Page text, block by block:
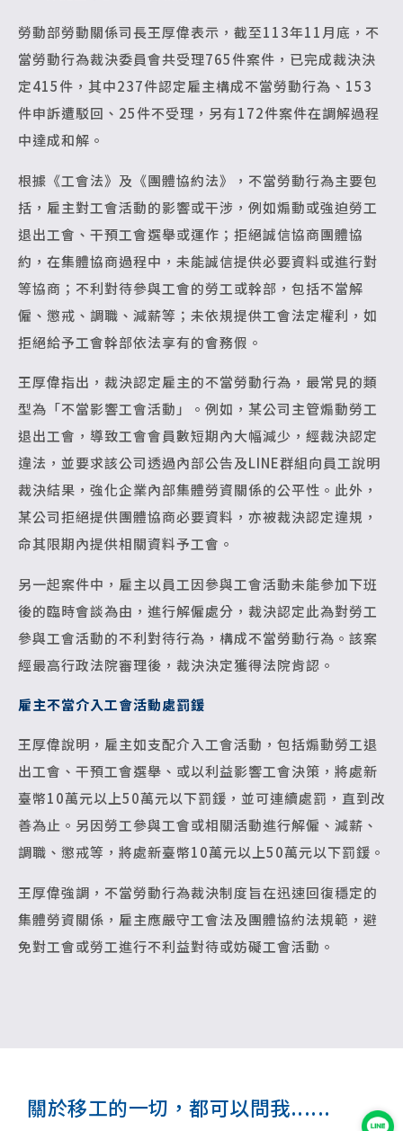
勞動部勞動關係司長王厚偉表示，截至113年11月底，不
當勞動行為裁決委員會共受理765件案件，已完成裁決決
定415件，其中237件認定雇主構成不當勞動行為、153
件申訴遭駁回、25件不受理，另有172件案件在調解過程
中達成和解。
根據《工會法》及《團體協約法》，不當勞動行為主要包
括，雇主對工會活動的影響或干涉，例如煽動或強迫勞工
退出工會、干預工會選舉或運作；拒絕誠信協商團體協
約，在集體協商過程中，未能誠信提供必要資料或進行對
等協商；不利對待參與工會的勞工或幹部，包括不當解
僱、懲戒、調職、減薪等；未依規提供工會法定權利，如
拒絕給予工會幹部依法享有的會務假。
王厚偉指出，裁決認定雇主的不當勞動行為，最常見的類
型為「不當影響工會活動」。例如，某公司主管煽動勞工
退出工會，導致工會會員數短期內大幅減少，經裁決認定
違法，並要求該公司透過內部公告及LINE群組向員工說明
裁決結果，強化企業內部集體勞資關係的公平性。此外，
某公司拒絕提供團體協商必要資料，亦被裁決認定違規，
命其限期內提供相關資料予工會。
另一起案件中，雇主以員工因參與工會活動未能參加下班
後的臨時會談為由，進行解僱處分，裁決認定此為對勞工
參與工會活動的不利對待行為，構成不當勞動行為。該案
經最高行政法院審理後，裁決決定獲得法院肯認。
雇主不當介入工會活動處罰鍰
王厚偉說明，雇主如支配介入工會活動，包括煽動勞工退
出工會、干預工會選舉、或以利益影響工會決策，將處新
臺幣10萬元以上50萬元以下罰鍰，並可連續處罰，直到改
善為止。另因勞工參與工會或相關活動進行解僱、減薪、
調職、懲戒等，將處新臺幣10萬元以上50萬元以下罰鍰。
王厚偉強調，不當勞動行為裁決制度旨在迅速回復穩定的
集體勞資關係，雇主應嚴守工會法及團體協約法規範，避
免對工會或勞工進行不利益對待或妨礙工會活動。
關於移工的一切，都可以問我......